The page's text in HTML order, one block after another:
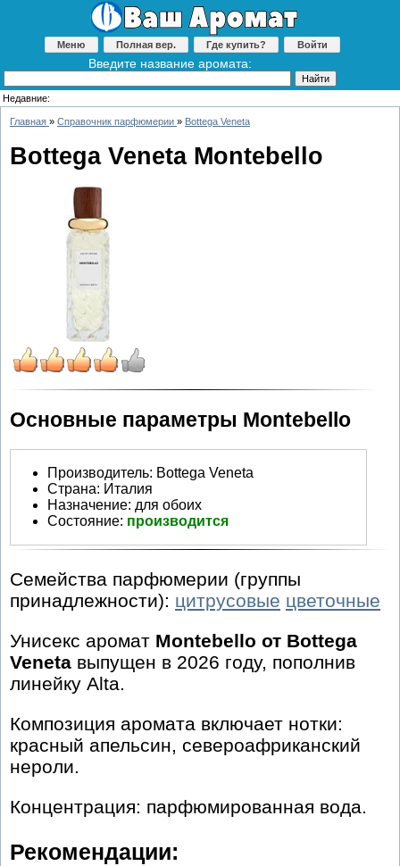
Меню Полная вер. Где купить? Войти
Введите название аромата:
Недавние:
Главная » Справочник парфюмерии » Bottega Veneta
Bottega Veneta Montebello
Основные параметры Montebello
Производитель: Bottega Veneta
Страна: Италия
Назначение: для обоих
Состояние: производится
Семейства парфюмерии (группы
принадлежности): цитрусовые цветочные
Унисекс аромат Montebello от Bottega
Veneta выпущен в 2026 году, пополнив
линейку Alta.
Композиция аромата включает нотки:
красный апельсин, североафриканский
нероли.
Концентрация: парфюмированная вода.
Рекомендации: